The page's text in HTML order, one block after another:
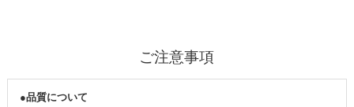
ご注意事項
●品質について